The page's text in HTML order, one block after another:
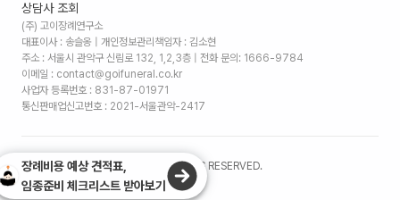
상담사 조회
(주) 고이장례연구소
대표이사 : 송슬옹 | 개인정보관리책임자 : 김소현
주소 : 서울시 관악구 신림로 132, 1,2,3층 | 전화 문의: 1666-9784
이메일 : contact@goifuneral.co.kr
사업자 등록번호 : 831-87-01971
통신판매업신고번호 : 2021-서울관악-2417
©2026. (주)고이장례연구소 ALL RIGHTS RESERVED.
장례비용 예상 견적표,
임종준비 체크리스트 받아보기